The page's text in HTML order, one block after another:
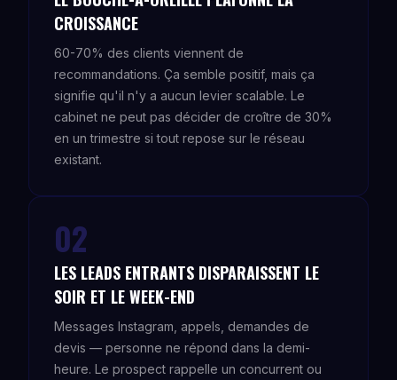
CROISSANCE
60-70% des clients viennent de
recommandations. Ça semble positif, mais ça
signifie qu'il n'y a aucun levier scalable. Le
cabinet ne peut pas décider de croître de 30%
en un trimestre si tout repose sur le réseau
existant.
02
LES LEADS ENTRANTS DISPARAISSENT LE
SOIR ET LE WEEK-END
Messages Instagram, appels, demandes de
devis — personne ne répond dans la demi-
heure. Le prospect rappelle un concurrent ou